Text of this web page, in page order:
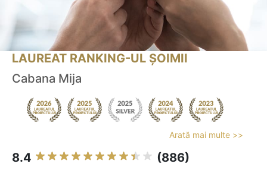
LAUREAT RANKING-UL ȘOIMII
Cabana Mija
Arată mai multe >>
8.4 (886)